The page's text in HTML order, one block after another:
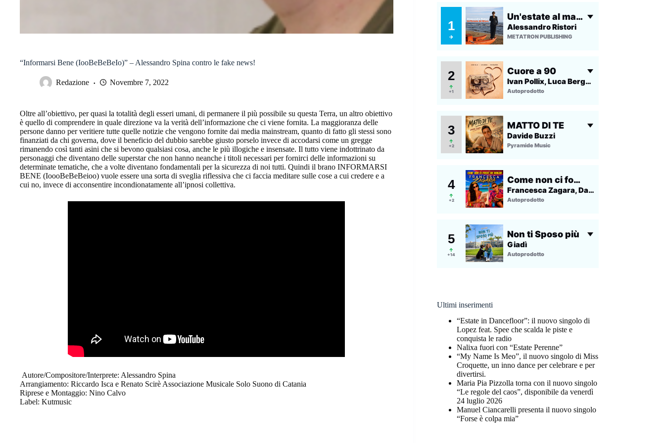
“Informarsi Bene (IooBeBeBeIo)” – Alessandro Spina contro le fake news!
Redazione Novembre 7, 2022
Oltre all’obiettivo, per quasi la totalità degli esseri umani, di permanere il più possibile su questa Terra, un altro obiettivo
è quello di comprendere in quale direzione va la verità dell’informazione che ci viene fornita. La maggioranza delle
persone danno per veritiere tutte quelle notizie che vengono fornite dai media mainstream, quanto di fatto gli stessi sono
finanziati da chi governa, dove il beneficio del dubbio sarebbe giusto porselo invece di accodarsi come un gregge
rimanendo così tanti asini che si bevono qualsiasi cosa, anche le più illogiche e insensate. Il tutto viene indottrinato da
personaggi che diventano delle superstar che non hanno neanche i titoli necessari per fornirci delle informazioni su
determinate tematiche, che a volte diventano fondamentali per la sicurezza di noi tutti. Quindi il brano INFORMARSI
BENE (IoooBeBeBeioo) vuole essere una sorta di sveglia riflessiva che ci faccia meditare sulle cose a cui credere e a
cui no, invece di acconsentire incondionatamente all’ipnosi collettiva.
Autore/Compositore/Interprete: Alessandro Spina
Arrangiamento: Riccardo Isca e Renato Scirè Associazione Musicale Solo Suono di Catania
Riprese e Montaggio: Nino Calvo
Label: Kutmusic
Ultimi inserimenti
“Estate in Dancefloor”: il nuovo singolo di
Lopez feat. Spee che scalda le piste e
conquista le radio
Nalixa fuori con “Estate Perenne”
“My Name Is Meo”, il nuovo singolo di Miss
Croquette, un inno dance per celebrare e per
divertirsi.
Maria Pia Pizzolla torna con il nuovo singolo
“Le regole del caos”, disponibile da venerdì
24 luglio 2026
Manuel Ciancarelli presenta il nuovo singolo
“Forse è colpa mia”